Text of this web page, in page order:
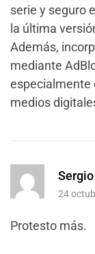
serie y seguro
la última
Además,
mediante
especialmente
medios
24
Protesto más.